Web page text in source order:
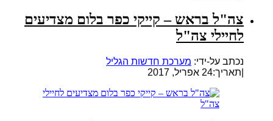
צה"ל בראש – קייקי כפר בלום מצדיעים
לחיילי צה"ל
נכתב על-ידי: מערכת חדשות הגליל
תאריך:24 אפריל, 2017